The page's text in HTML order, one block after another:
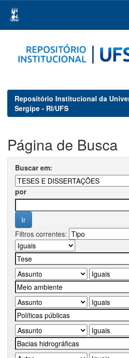
navigation
Repositório Institucional da
Sergipe - RI/UFS
Página de Busca
Buscar em:
por
Filtros correntes: